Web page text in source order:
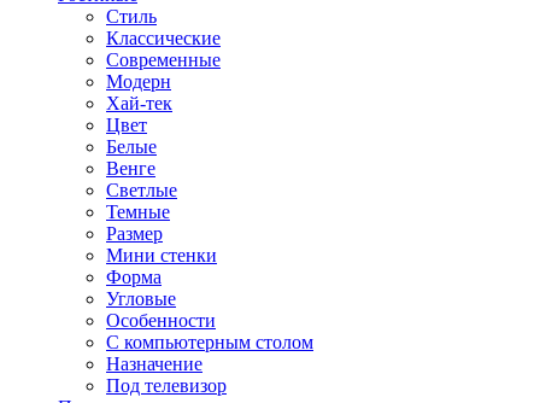
Стиль
Классические
Современные
Модерн
Хай-тек
Цвет
Белые
Венге
Светлые
Темные
Размер
Мини стенки
Форма
Угловые
Особенности
С компьютерным столом
Назначение
Под телевизор